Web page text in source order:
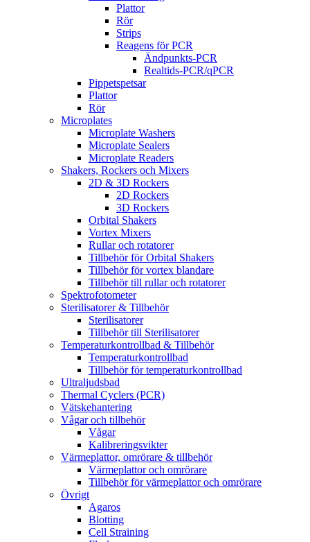
Plattor
Rör
Strips
Reagens för PCR
Ändpunkts-PCR
Realtids-PCR/qPCR
Pippetspetsar
Plattor
Rör
Microplates
Microplate Washers
Microplate Sealers
Microplate Readers
Shakers, Rockers och Mixers
2D & 3D Rockers
2D Rockers
3D Rockers
Orbital Shakers
Vortex Mixers
Rullar och rotatorer
Tillbehör för Orbital Shakers
Tillbehör för vortex blandare
Tillbehör till rullar och rotatorer
Spektrofotometer
Sterilisatorer & Tillbehör
Sterilisatorer
Tillbehör till Sterilisatorer
Temperaturkontrollbad & Tillbehör
Temperaturkontrollbad
Tillbehör för temperaturkontrollbad
Ultraljudsbad
Thermal Cyclers (PCR)
Vätskehantering
Vågar och tillbehör
Vågar
Kalibreringsvikter
Värmeplattor, omrörare & tillbehör
Värmeplattor och omrörare
Tillbehör för värmeplattor och omrörare
Övrigt
Agaros
Blotting
Cell Straining